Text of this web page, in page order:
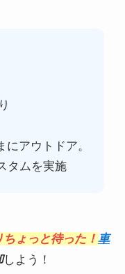
アウトドア。
タムを実施
ょっと待った！ 車
しよう！